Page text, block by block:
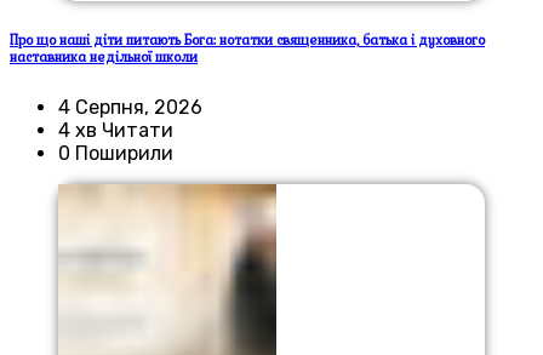
Про що наші діти питають Бога: нотатки священника, батька і духовного
наставника недільної школи
4 Серпня, 2026
4 хв Читати
0 Поширили